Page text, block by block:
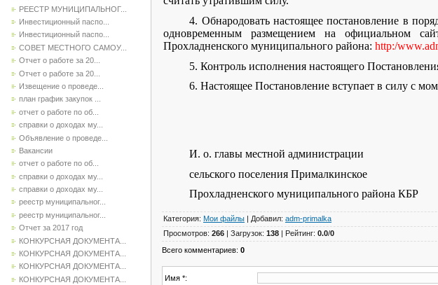
РЕЕСТР МУНИЦИПАЛЬНОГ...
Инвестиционный паспо...
Инвестиционный паспо...
СОВЕТ МЕСТНОГО САМОУ...
Отчет о работе за 20...
Отчет о работе за 20...
Извещение о проведе...
план график закупок ...
отчет о работе по об...
справки о доходах му...
Объявление о проведе...
Вакансии
отчет о работе по об...
справки о доходах му...
справки о доходах му...
реестр муниципальног...
реестр муниципальног...
Отчет за 2017 год
КОНКУРСНАЯ ДОКУМЕНТА...
КОНКУРСНАЯ ДОКУМЕНТА...
КОНКУРСНАЯ ДОКУМЕНТА...
КОНКУРСНАЯ ДОКУМЕНТА...
4. Обнародовать настоящее постановление в
одновременным размещением на официальном
Прохладненского муниципального района: http:/
5. Контроль исполнения настоящего
6. Настоящее Постановление вступает в силу с
И. o. главы местной администрации
сельского поселения Прималкинское
Прохладненского
Категория: Мои файлы | Добавил: adm-primalka
Просмотров: 266 | Загрузок: 138 | Рейтинг: 0.0/0
Всего комментариев: 0
Имя *: